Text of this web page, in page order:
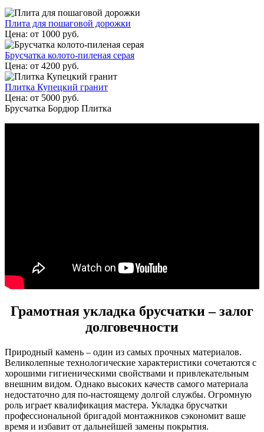
Плита для пошаговой дорожки
Цена: от 1000 руб.
Брусчатка колото-пиленая серая
Цена: от 4200 руб.
Плитка Купецкий гранит
Цена: от 5000 руб.
Брусчатка Бордюр Плитка
Грамотная укладка брусчатки – залог
долговечности
Природный камень – один из самых прочных материалов.
Великолепные технологические характеристики сочетаются с
хорошими гигиеническими свойствами и привлекательным
внешним видом. Однако высоких качеств самого материала
недостаточно для по-настоящему долгой службы. Огромную
роль играет квалификация мастера. Укладка брусчатки
профессиональной бригадой монтажников сэкономит ваше
время и избавит от дальнейшей замены покрытия.